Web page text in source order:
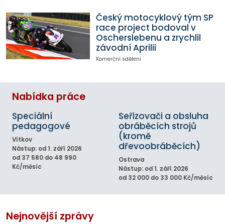
Český motocyklový tým SP
race project bodoval v
Oscherslebenu a zrychlil
závodní Aprilii
Komerční sdělení
Nabídka práce
Speciální
pedagogové
Vítkov
Nástup: od 1. září 2026
od 37 580 do 48 990
Kč/měsíc
Seřizovači a obsluha
obráběcích strojů
(kromě
dřevoobráběcích)
Ostrava
Nástup: od 1. září 2026
od 32 000 do 33 000 Kč/měsíc
Nejnovější zprávy